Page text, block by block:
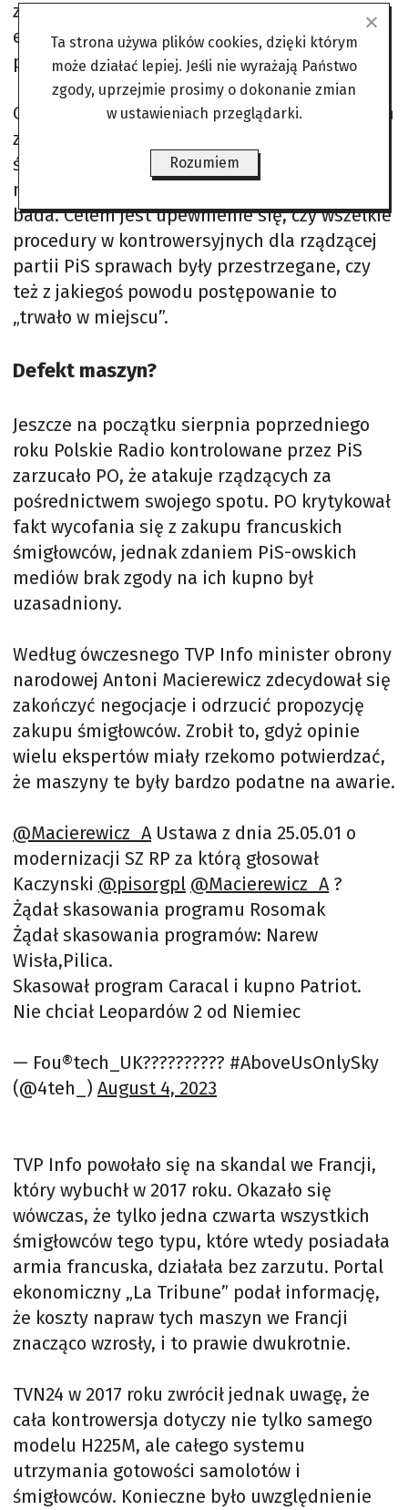
zagwarantowałaby odpowiednio interes
ekonomiczny oraz bezpieczeństwo państwa
polskiego.
Ostatnio śledczy ponownie przedłużyli termin
zakończenia postępowania do 24 czerwca. To
śledztwo znajduje się w gronie spraw, które
nowa prokuratura szczególnie skrupulatnie
bada. Celem jest upewnienie się, czy wszelkie
procedury w kontrowersyjnych dla rządzącej
partii PiS sprawach były przestrzegane, czy
też z jakiegoś powodu postępowanie to
„trwało w miejscu”.
Defekt maszyn?
Jeszcze na początku sierpnia poprzedniego
roku Polskie Radio kontrolowane przez PiS
zarzucało PO, że atakuje rządzących za
pośrednictwem swojego spotu. PO krytykował
fakt wycofania się z zakupu francuskich
śmigłowców, jednak zdaniem PiS-owskich
mediów brak zgody na ich kupno był
uzasadniony.
Według ówczesnego TVP Info minister obrony
narodowej Antoni Macierewicz zdecydował się
zakończyć negocjacje i odrzucić propozycję
zakupu śmigłowców. Zrobił to, gdyż opinie
wielu ekspertów miały rzekomo potwierdzać,
że maszyny te były bardzo podatne na awarie.
@Macierewicz_AUstawa z dnia 25.05.01 o
modernizacji SZ RP za którą głosował
Kaczynski @pisorgpl @Macierewicz_A?
Żądał skasowania programu Rosomak
Żądał skasowania programów: Narew
Wisła,Pilica.
Skasował program Caracal i kupno Patriot.
Nie chciał Leopardów 2 od Niemiec
— Fou®tech_UK?????????? #AboveUsOnlySky
(@4teh_) August 4, 2023
TVP Info powołało się na skandal we Francji,
który wybuchł w 2017 roku. Okazało się
wówczas, że tylko jedna czwarta wszystkich
śmigłowców tego typu, które wtedy posiadała
armia francuska, działała bez zarzutu. Portal
ekonomiczny „La Tribune” podał informację,
że koszty napraw tych maszyn we Francji
znacząco wzrosły, i to prawie dwukrotnie.
TVN24 w 2017 roku zwrócił jednak uwagę, że
cała kontrowersja dotyczy nie tylko samego
modelu H225M, ale całego systemu
utrzymania gotowości samolotów i
śmigłowców. Konieczne było uwzględnienie
Ta strona używa plików cookies, dzięki którym
może działać lepiej. Jeśli nie wyrażają Państwo
zgody, uprzejmie prosimy o dokonanie zmian
w ustawieniach przeglądarki.
Rozumiem